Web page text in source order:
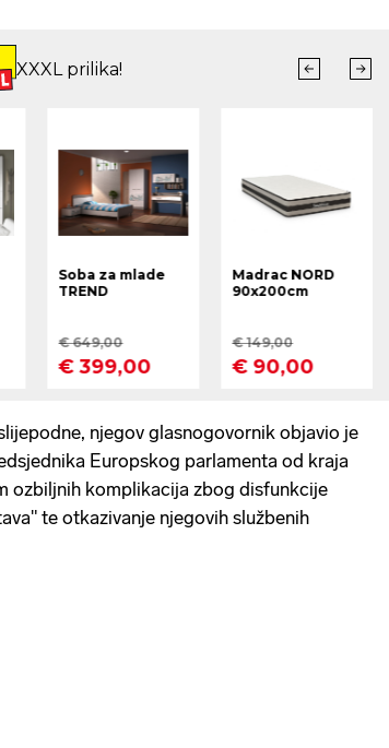
njegov glasnogovornik objavio je
Europskog parlamenta od kraja
ozbiljnih komplikacija zbog disfunkcije
te otkazivanje njegovih službenih